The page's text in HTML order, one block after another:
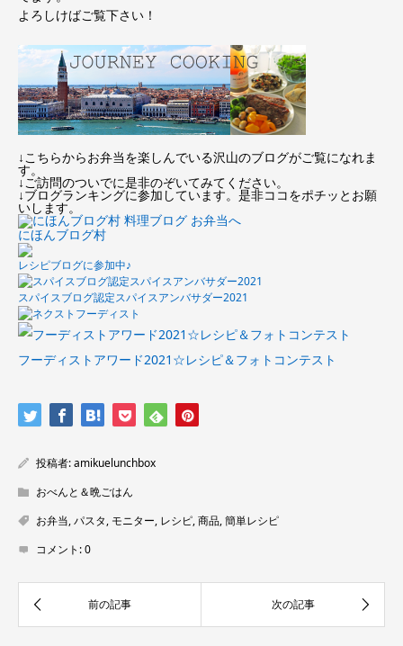
よろしけばご覧下さい！
↓こちらからお弁当を楽しんでいる沢山のブログがご覧になれま
す。
↓ご訪問のついでに是非のぞいてみてください。
↓ブログランキングに参加しています。是非ココをポチッとお願
いします。
にほんブログ村
レシピブログに参加中♪
スパイスブログ認定スパイスアンバサダー2021
フーディストアワード2021☆レシピ＆フォトコンテスト
投稿者:amikuelunchbox
おべんと＆晩ごはん
お弁当,パスタ, モニター, レシピ,商品,簡単レシピ
コメント:0